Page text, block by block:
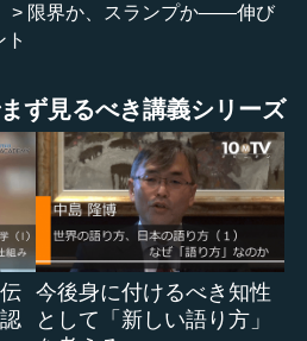
も、もう少し踏ん張りどころが
ます。そういう感じで、あがく
は成長が止まることが多い
きたからやり続けるのではな
り入れるということですね。
ートル選手がずっとダッシュの
限界か、スランプか――伸び
ず見るべき講義シリーズ
今後身に付けるべき知性
として「新しい語り方」